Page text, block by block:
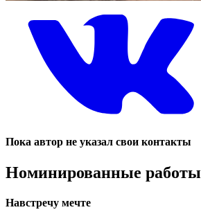
Пока автор не указал свои контакты
Номинированные работы
Навстречу мечте